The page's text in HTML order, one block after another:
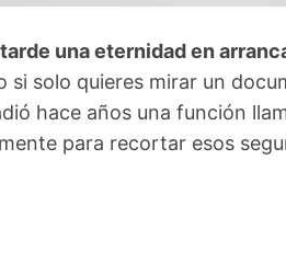
una eternidad en
si solo quieres mirar un
hace años una función
para recortar esos